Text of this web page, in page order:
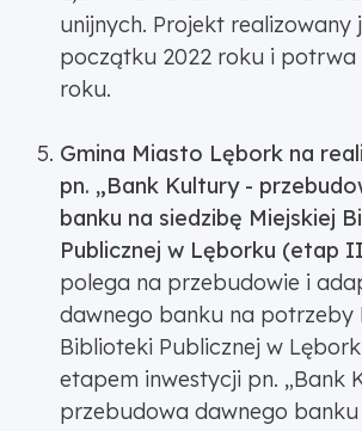
unijnych. Projekt realizowany
początku 2022 roku i potrwa
roku.
Gmina Miasto Lębork na
pn. „Bank Kultury -
banku na siedzibę Miejskiej
Publicznej w Lęborku (etap
polega na przebudowie i
dawnego banku na potrzeby
Biblioteki Publicznej w
etapem inwestycji pn. „Bank
przebudowa dawnego banku